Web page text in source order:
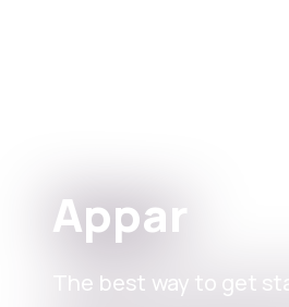
Appar
The best way to get